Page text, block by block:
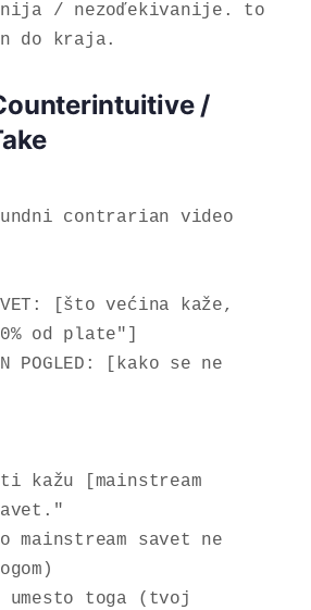
/ nezoďekivanije. to
do kraja.
/
contrarian video
[što većina kaže,
od plate"]
POGLED: [kako se ne
kažu [mainstream
mainstream savet ne
toga (tvoj